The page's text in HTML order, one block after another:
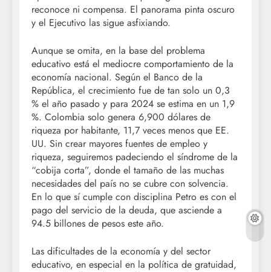
reconoce ni compensa. El panorama pinta oscuro
y el Ejecutivo las sigue asfixiando.
Aunque se omita, en la base del problema
educativo está el mediocre comportamiento de la
economía nacional. Según el Banco de la
República, el crecimiento fue de tan solo un 0,3
% el año pasado y para 2024 se estima en un 1,9
%. Colombia solo genera 6,900 dólares de
riqueza por habitante, 11,7 veces menos que EE.
UU. Sin crear mayores fuentes de empleo y
riqueza, seguiremos padeciendo el síndrome de la
“cobija corta”, donde el tamaño de las muchas
necesidades del país no se cubre con solvencia.
En lo que sí cumple con disciplina Petro es con el
pago del servicio de la deuda, que asciende a
94.5 billones de pesos este año.
Las dificultades de la economía y del sector
educativo, en especial en la política de gratuidad,